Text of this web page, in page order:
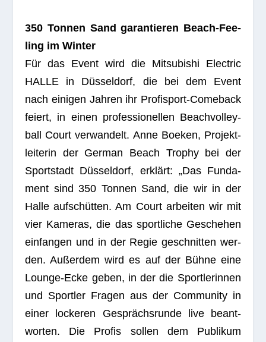
350 Ton­nen Sand garan­tie­ren Beach-Fee­
ling im Winter
Für das Event wird die Mitsu­bi­shi Elec­tric
HALLE in Düs­sel­dorf, die bei dem Event
nach eini­gen Jah­ren ihr Pro­fi­sport-Come­back
fei­ert, in einen pro­fes­sio­nel­len Beach­vol­ley­
ball Court ver­wan­delt. Anne Boe­ken, Pro­jekt­
lei­te­rin der Ger­man Beach Tro­phy bei der
Sport­stadt Düs­sel­dorf, erklärt: „Das Fun­da­
ment sind 350 Ton­nen Sand, die wir in der
Halle auf­schüt­ten. Am Court arbei­ten wir mit
vier Kame­ras, die das sport­li­che Gesche­hen
ein­fan­gen und in der Regie geschnit­ten wer­
den. Außer­dem wird es auf der Bühne eine
Lounge-Ecke geben, in der die Sport­le­rin­nen
und Sport­ler Fra­gen aus der Com­mu­nity in
einer locke­ren Gesprächs­runde live beant­
wor­ten. Die Pro­fis sol­len dem Publi­kum